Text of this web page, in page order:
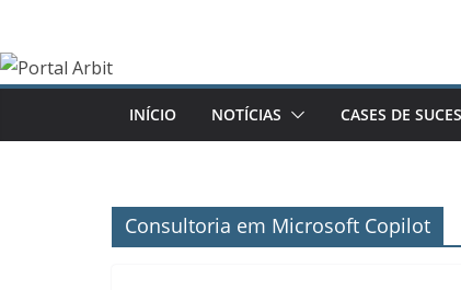
o
INÍCIO NOTÍCIAS CASES DE
Consultoria em Microsoft Copilot